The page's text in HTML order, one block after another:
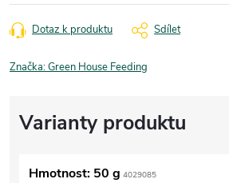
Dotaz k produktu Sdílet
Značka:Green House Feeding
Hmotnost: 50 g 4029085